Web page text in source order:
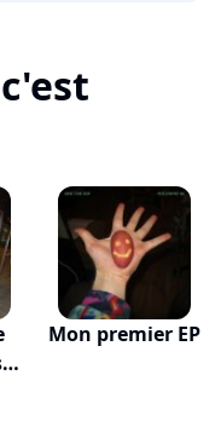
Mon premier EP